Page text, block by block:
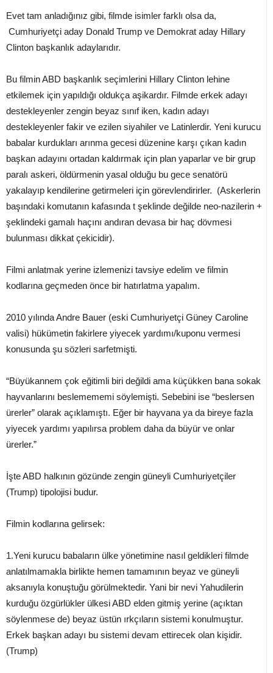
Evet tam anladığınız gibi, filmde isimler farklı olsa da,
Cumhuriyetçi aday Donald Trump ve Demokrat aday Hillary
Clinton başkanlık adaylarıdır.
Bu filmin ABD başkanlık seçimlerini Hillary Clinton lehine
etkilemek için yapıldığı oldukça aşikardır. Filmde erkek adayı
destekleyenler zengin beyaz sınıf iken, kadın adayı
destekleyenler fakir ve ezilen siyahiler ve Latinlerdir. Yeni kurucu
babalar kurdukları arınma gecesi düzenine karşı çıkan kadın
başkan adayını ortadan kaldırmak için plan yaparlar ve bir grup
paralı askeri, öldürmenin yasal olduğu bu gece senatörü
yakalayıp kendilerine getirmeleri için görevlendirirler. (Askerlerin
başındaki komutanın kafasında t şeklinde değilde neo-nazilerin +
şeklindeki gamalı haçını andıran devasa bir haç dövmesi
bulunması dikkat çekicidir).
Filmi anlatmak yerine izlemenizi tavsiye edelim ve filmin
kodlarına geçmeden önce bir hatırlatma yapalım.
2010 yılında Andre Bauer (eski Cumhuriyetçi Güney Caroline
valisi) hükümetin fakirlere yiyecek yardımı/kuponu vermesi
konusunda şu sözleri sarfetmişti.
“Büyükannem çok eğitimli biri değildi ama küçükken bana sokak
hayvanlarını beslemememi söylemişti. Sebebini ise “beslersen
ürerler” olarak açıklamıştı. Eğer bir hayvana ya da bireye fazla
yiyecek yardımı yapılırsa problem daha da büyür ve onlar
ürerler.”
İşte ABD halkının gözünde zengin güneyli Cumhuriyetçiler
(Trump) tipolojisi budur.
Filmin kodlarına gelirsek:
1.Yeni kurucu babaların ülke yönetimine nasıl geldikleri filmde
anlatılmamakla birlikte hemen tamamının beyaz ve güneyli
aksanıyla konuştuğu görülmektedir. Yani bir nevi Yahudilerin
kurduğu özgürlükler ülkesi ABD elden gitmiş yerine (açıktan
söylenmese de) beyaz üstün ırkçıların sistemi konulmuştur.
Erkek başkan adayı bu sistemi devam ettirecek olan kişidir.
(Trump)